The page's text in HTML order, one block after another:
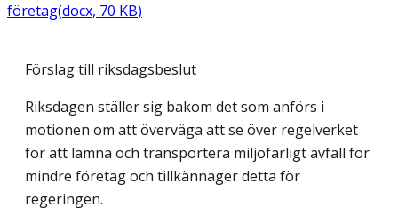
företag(docx, 70 KB)
Förslag till riksdagsbeslut
Riksdagen ställer sig bakom det som anförs i
motionen om att överväga att se över regelverket
för att lämna och transportera miljöfarligt avfall för
mindre företag och tillkännager detta för
regeringen.